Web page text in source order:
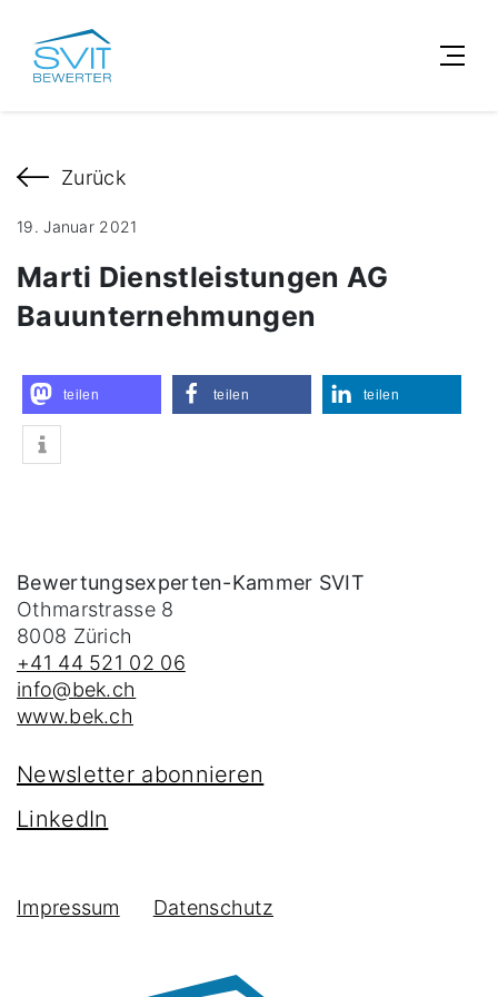
Zurück
19. Januar 2021
Marti Dienstleistungen AG
Bauunternehmungen
teilen teilen teilen
Bewertungsexperten-Kammer SVIT
Othmarstrasse 8
8008 Zürich
+41 44 521 02 06
info@bek.ch
www.bek.ch
Newsletter abonnieren
LinkedIn
Impressum Datenschutz